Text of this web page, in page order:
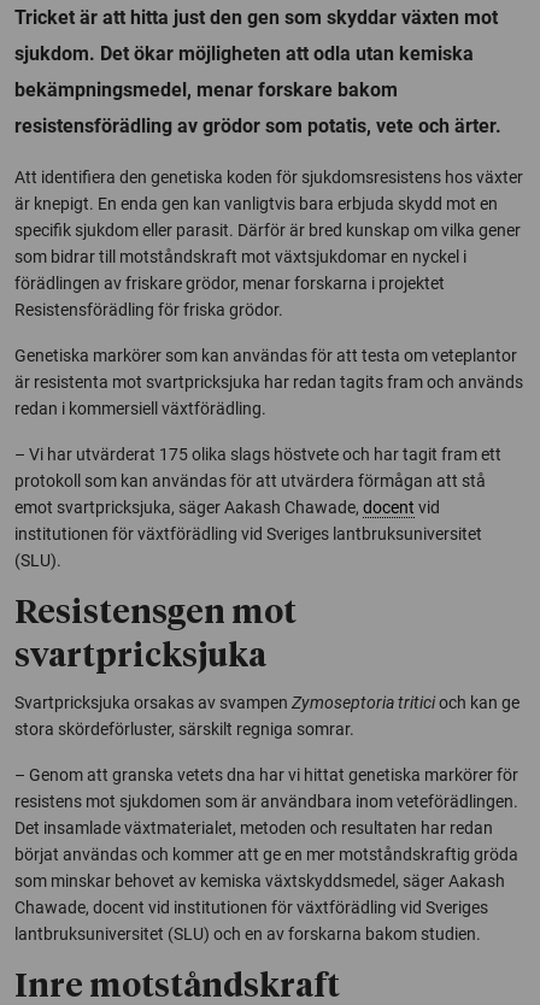
Tricket är att hitta just den gen som skyddar växten mot
sjukdom. Det ökar möjligheten att odla utan kemiska
bekämpningsmedel, menar forskare bakom
resistensförädling av grödor som potatis, vete och ärter.
Att identifiera den genetiska koden för sjukdomsresistens hos växter
är knepigt. En enda gen kan vanligtvis bara erbjuda skydd mot en
specifik sjukdom eller parasit. Därför är bred kunskap om vilka gener
som bidrar till motståndskraft mot växtsjukdomar en nyckel i
förädlingen av friskare grödor, menar forskarna i projektet
Resistensförädling för friska grödor.
Genetiska markörer som kan användas för att testa om veteplantor
är resistenta mot svartpricksjuka har redan tagits fram och används
redan i kommersiell växtförädling.
– Vi har utvärderat 175 olika slags höstvete och har tagit fram ett
protokoll som kan användas för att utvärdera förmågan att stå
emot svartpricksjuka, säger Aakash Chawade, docent vid
institutionen för växtförädling vid Sveriges lantbruksuniversitet
(SLU).
Resistensgen mot
svartpricksjuka
Svartpricksjuka orsakas av svampen Zymoseptoria triticioch kan ge
stora skördeförluster, särskilt regniga somrar.
– Genom att granska vetets dna har vi hittat genetiska markörer för
resistens mot sjukdomen som är användbara inom veteförädlingen.
Det insamlade växtmaterialet, metoden och resultaten har redan
börjat användas och kommer att ge en mer motståndskraftig gröda
som minskar behovet av kemiska växtskyddsmedel, säger Aakash
Chawade, docent vid institutionen för växtförädling vid Sveriges
lantbruksuniversitet (SLU) och en av forskarna bakom studien.
Inre motståndskraft